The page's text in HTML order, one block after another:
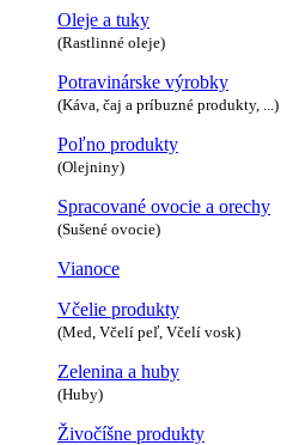
Oleje a tuky
(Rastlinné oleje)
Potravinárske výrobky
(Káva, čaj a príbuzné produkty, ...)
Poľno produkty
(Olejniny)
Spracované ovocie a orechy
(Sušené ovocie)
Vianoce
Včelie produkty
(Med, Včelí peľ, Včelí vosk)
Zelenina a huby
(Huby)
Živočíšne produkty